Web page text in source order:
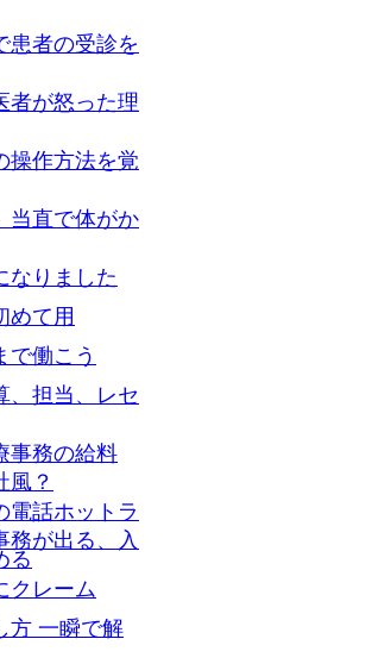
患者の受診を
者が怒った理
操作方法を覚
当直で体がか
なりました
めて用
で働こう
、担当、レセ
事務の給料
風？
電話ホットラ
務が出る、入
る
クレーム
方 一瞬で解